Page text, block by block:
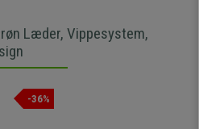
Læder, Vippesystem,
-36%